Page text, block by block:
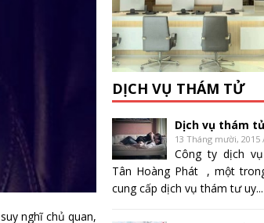
nghĩ chủ quan,
DỊCH VỤ THÁM TỬ
Dịch vụ thám
13 Tháng mười,
Công ty dịch
Tân Hoàng Phát , một
cung cấp dịch vụ thám tư uy...